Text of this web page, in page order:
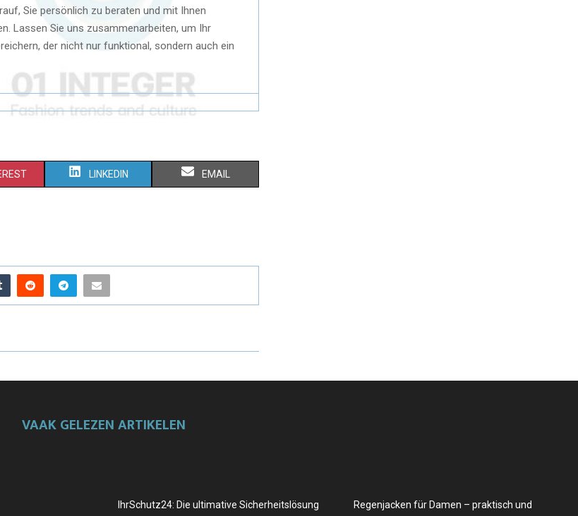
Sie persönlich zu beraten und mit Ihnen
Lassen Sie uns zusammenarbeiten, um Ihr
der nicht nur funktional, sondern auch ein
LINKEDIN EMAIL
VAAK GELEZEN ARTIKELEN
IhrSchutz24: Die ultimative Sicherheitslösung
Regenjacken für Damen – praktisch und